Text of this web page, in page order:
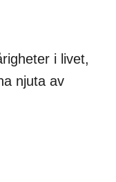
i livet,
njuta av